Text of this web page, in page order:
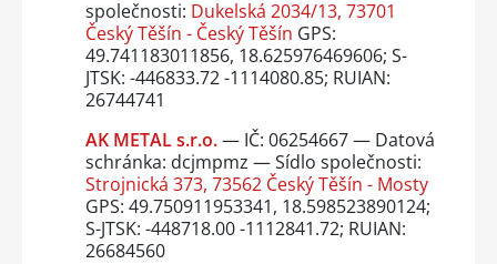
společnosti: Dukelská 2034/13, 73701
Český Těšín - Český Těšín GPS:
49.741183011856, 18.625976469606; S-
JTSK: -446833.72 -1114080.85; RUIAN:
26744741
AK METAL s.r.o.— IČ: 06254667 — Datová
schránka: dcjmpmz — Sídlo společnosti:
Strojnická 373, 73562 Český Těšín - Mosty
GPS: 49.750911953341, 18.598523890124;
S-JTSK: -448718.00 -1112841.72; RUIAN:
26684560